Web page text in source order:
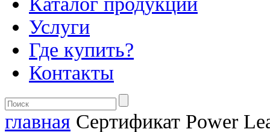
Услуги
Где купить?
Контакты
главная Сертификат Power